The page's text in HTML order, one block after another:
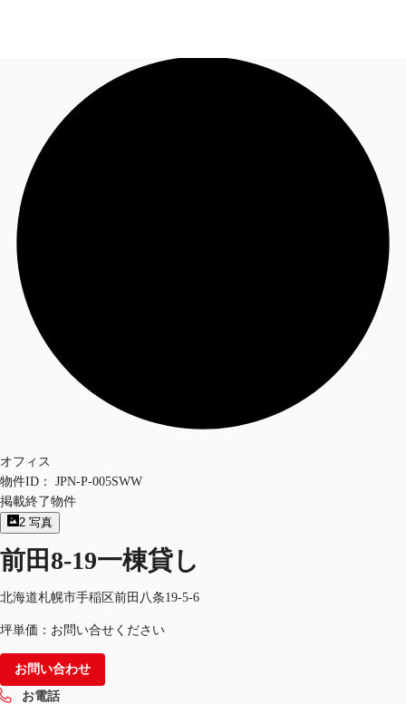
オフィス・事務所
倉庫・物流センター
お電話
オフィス
物件ID：
JPN-P-005SWW
掲載終了物件
2 写真
前田8-19一棟貸し
北海道札幌市手稲区前田八条19-5-6
坪単価：お問い合せください
お問い合わせ
お電話